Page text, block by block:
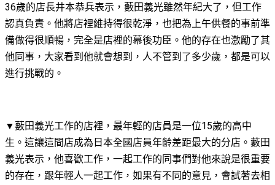
36歲的店長井本恭兵表示，藪田義光雖然年紀大了，但工作
認真負責。他將店裡維持得很乾淨，也把為上午供餐的事前準
備做得很順暢，完全是店裡的幕後功臣。他的存在也激勵了其
他同事，大家看到他就會想到，人不管到了多少歲，都是可以
進行挑戰的。
▼藪田義光工作的店裡，最年輕的店員是一位15歲的高中
生。這讓這間店成為日本全國店員年齡差距最大的分店。藪田
義光表示，他喜歡工作，一起工作的同事們對他來說是很重要
的存在，跟年輕人一起工作，如果有不同的意見，會試著去相